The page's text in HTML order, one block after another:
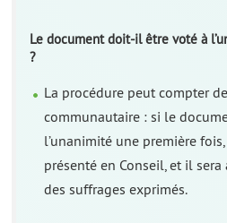
Le document doit-il être voté à
?
La procédure peut compter
communautaire : si le
l’unanimité une première
présenté en Conseil, et il
des suffrages exprimés.